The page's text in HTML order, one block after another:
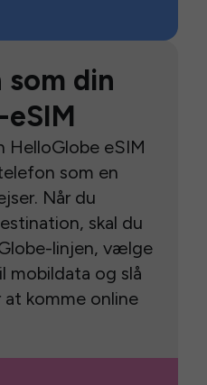
som din
HelloGlobe eSIM
som en
Når du
skal du
linjen, vælge
mobildata og slå
komme online